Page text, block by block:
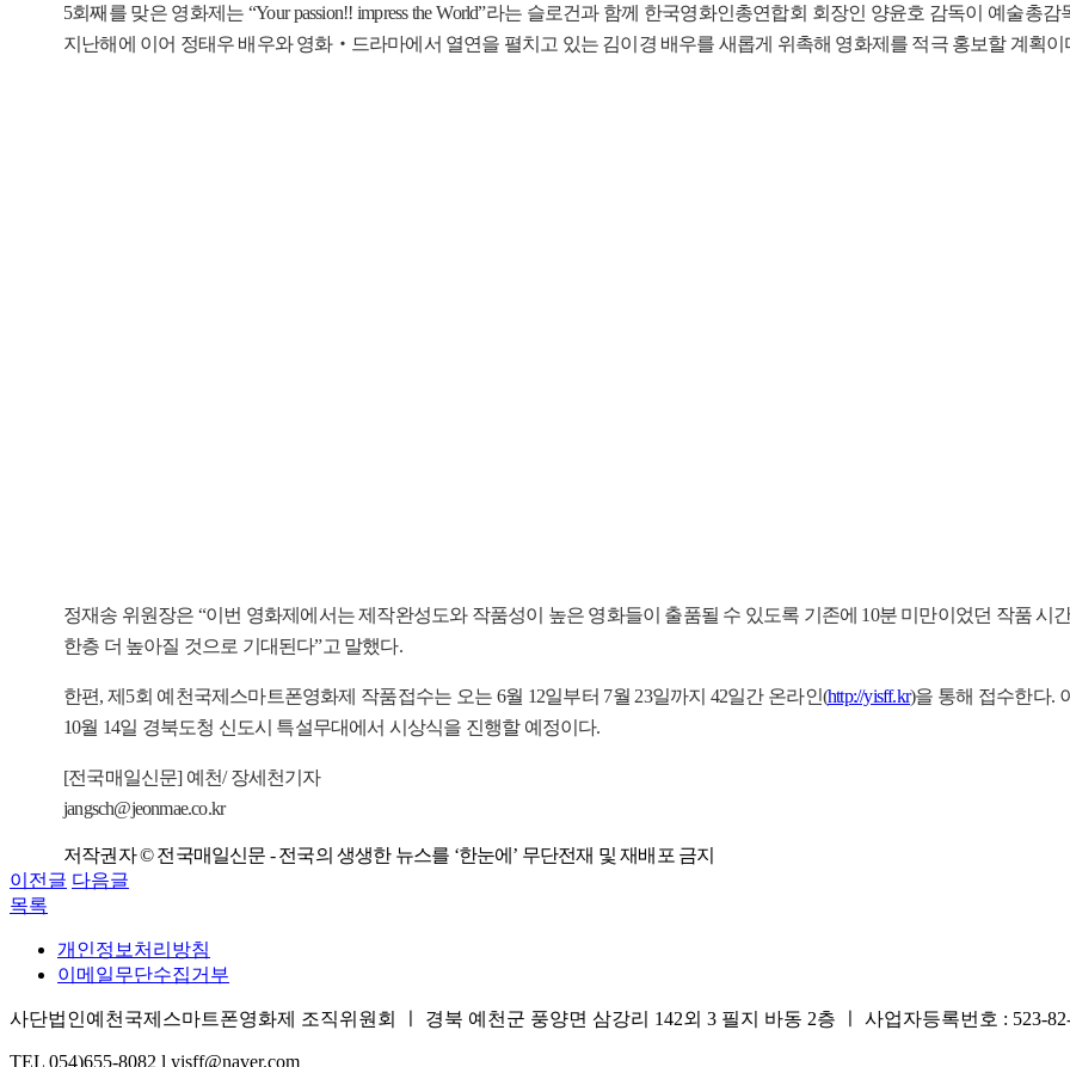
5회째를 맞은 영화제는 “Your passion!! impress the World”라는 슬로건과 함께 한국영화인총연합회 회장인 양윤호 감독이 예술총
지난해에 이어 정태우 배우와 영화‧드라마에서 열연을 펼치고 있는 김이경 배우를 새롭게 위촉해 영화제를 적극 홍보할 계획이
정재송 위원장은 “이번 영화제에서는 제작완성도와 작품성이 높은 영화들이 출품될 수 있도록 기존에 10분 미만이었던 작품 시
한층 더 높아질 것으로 기대된다”고 말했다.
한편, 제5회 예천국제스마트폰영화제 작품접수는 오는 6월 12일부터 7월 23일까지 42일간 온라인(http://yisff.kr)을 통해 접수한다.
10월 14일 경북도청 신도시 특설무대에서 시상식을 진행할 예정이다.
[전국매일신문] 예천/ 장세천기자
jangsch@jeonmae.co.kr
저작권자 © 전국매일신문 - 전국의 생생한 뉴스를 ‘한눈에’ 무단전재 및 재배포 금지
이전글 다음글
목록
개인정보처리방침
이메일무단수집거부
사단법인예천국제스마트폰영화제 조직위원회 ㅣ 경북 예천군 풍양면 삼강리 142외 3 필지 바동 2층 ㅣ 사업자등록번호 : 523-
TEL 054)655-8082 l yisff@naver.com